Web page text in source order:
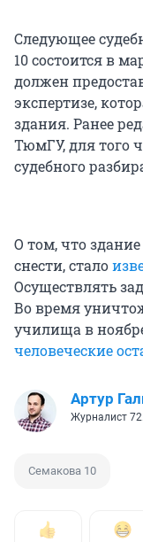
Следующее
10 состоится в
должен
экспертизе,
здания. Ранее
ТюмГУ, для того
судебного
О том, что
снести, стало
Осуществлять
Во время
училища в
человеческие
Артур
Журналист
Семакова 10